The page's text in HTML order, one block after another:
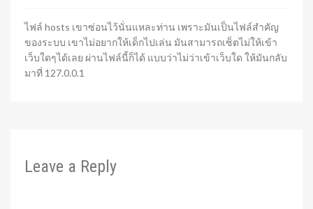
ไฟล์ hosts เขาซ่อนไว้นั่นแหละท่าน เพราะมันเป็นไฟล์สำคัญ
ของระบบ เขาไม่อยากให้เด็กไปเล่น มันสามารถเซ็ตไม่ให้เข้า
เว็บใดๆได้เลย ผ่านไฟล์นี้ก็ได้ แบบว่าไม่ว่าเข้าเว็บใด ให้มันกลับ
มาที่ 127.0.0.1
Leave a Reply